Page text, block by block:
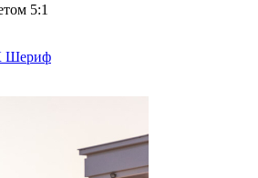
5:1
Шериф